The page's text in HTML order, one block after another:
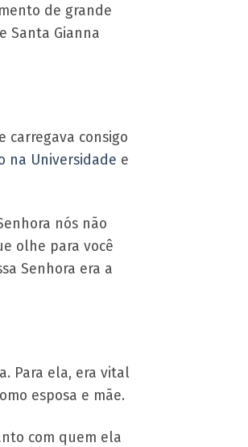
de grande
Santa Gianna
carregava consigo
na Universidade e
nós não
olhe para você
Senhora era a
Para ela, era vital
esposa e mãe.
com quem ela